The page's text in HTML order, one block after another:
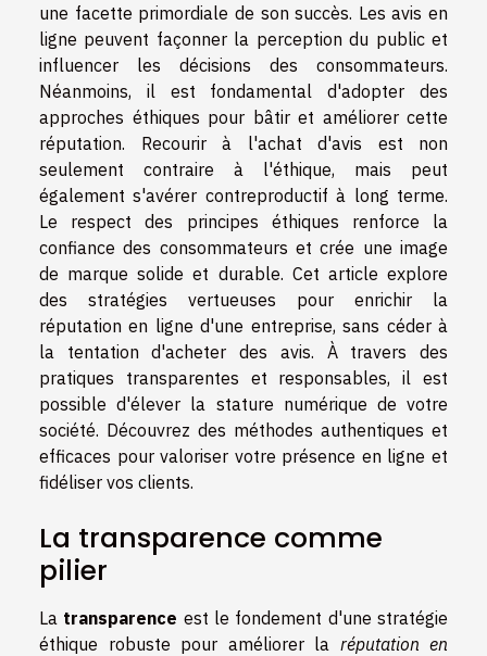
une facette primordiale de son succès. Les avis en
ligne peuvent façonner la perception du public et
influencer les décisions des consommateurs.
Néanmoins, il est fondamental d'adopter des
approches éthiques pour bâtir et améliorer cette
réputation. Recourir à l'achat d'avis est non
seulement contraire à l'éthique, mais peut
également s'avérer contreproductif à long terme.
Le respect des principes éthiques renforce la
confiance des consommateurs et crée une image
de marque solide et durable. Cet article explore
des stratégies vertueuses pour enrichir la
réputation en ligne d'une entreprise, sans céder à
la tentation d'acheter des avis. À travers des
pratiques transparentes et responsables, il est
possible d'élever la stature numérique de votre
société. Découvrez des méthodes authentiques et
efficaces pour valoriser votre présence en ligne et
fidéliser vos clients.
La transparence comme
pilier
La transparence est le fondement d'une stratégie
éthique robuste pour améliorer la réputation en